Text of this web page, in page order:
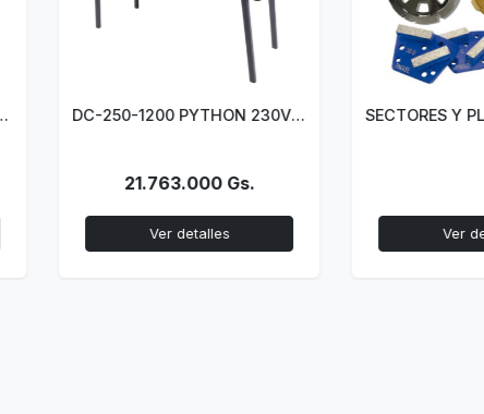
DC-250-1200 PYTHON 230V 50HZ -CORT.ELEC - RUBI
21.763.000 Gs.
SECTORES Y PLATOS DE DESBASTE